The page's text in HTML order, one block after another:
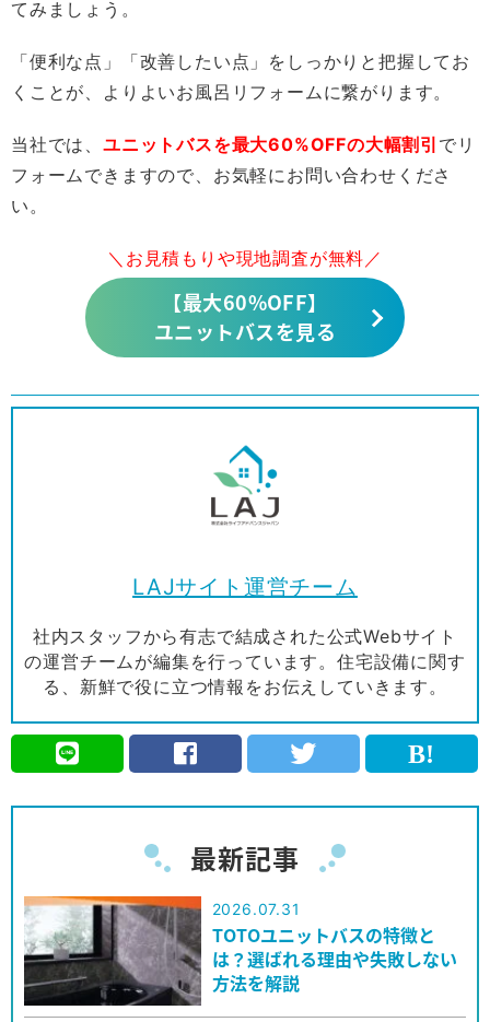
てみましょう。
「便利な点」「改善したい点」をしっかりと把握してお
くことが、よりよいお風呂リフォームに繋がります。
当社では、 ユニットバスを最大60%OFFの大幅割引 でリ
フォームできますので、お気軽にお問い合わせくださ
い。
＼お見積もりや現地調査が無料／
【最大60%OFF】
ユニットバスを見る
LAJサイト運営チーム
社内スタッフから有志で結成された公式Webサイト
の運営チームが編集を行っています。住宅設備に関す
る、新鮮で役に立つ情報をお伝えしていきます。
最新記事
2026.07.31
TOTOユニットバスの特徴と
は？選ばれる理由や失敗しない
方法を解説